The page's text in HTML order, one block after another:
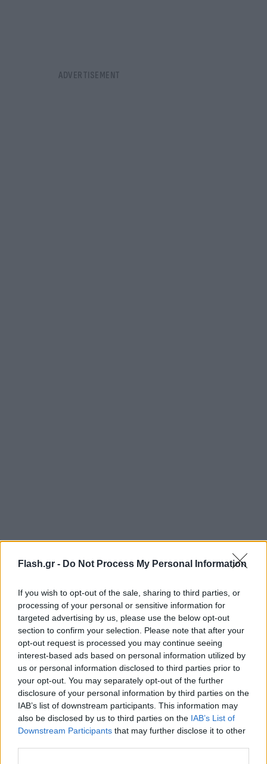
Flash.gr - Do Not Process My Personal Information
If you wish to opt-out of the sale, sharing to third parties, or
processing of your personal or sensitive information for
targeted advertising by us, please use the below opt-out
section to confirm your selection. Please note that after your
opt-out request is processed you may continue seeing
interest-based ads based on personal information utilized by
us or personal information disclosed to third parties prior to
your opt-out. You may separately opt-out of the further
disclosure of your personal information by third parties on the
IAB’s list of downstream participants. This information may
also be disclosed by us to third parties on the IAB’s List of
Downstream Participants that may further disclose it to other